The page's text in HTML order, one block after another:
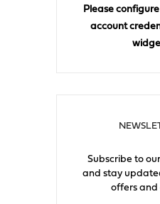
Please
account
Subscribe to
and stay
offers and